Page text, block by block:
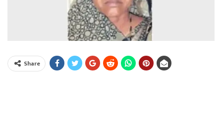
Share